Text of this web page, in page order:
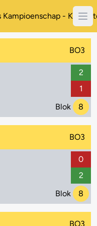
Kampioenschap -
BO3
2
1
Blok 8
BO3
0
2
Blok 8
BO3